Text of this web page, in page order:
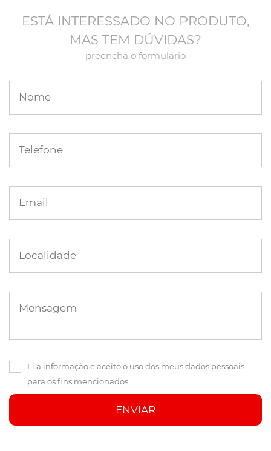
ESTÁ INTERESSADO NO PRODUTO,
MAS TEM DÚVIDAS?
preencha o formulário
Nome
Telefone
Email
Localidade
Mensagem
Li a informaçãoe aceito o uso dos meus dados pessoais
para os fins mencionados.
ENVIAR